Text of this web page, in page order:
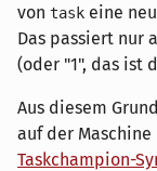
von task eine
Das passiert nur
(oder "1", das ist
Aus diesem
auf der
Taskchampion-